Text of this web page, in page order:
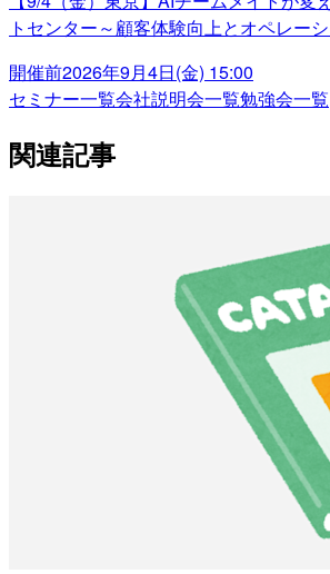
トセンター～顧客体験向上とオペレー
開催前2026年9月4日(金) 15:00
セミナー一覧会社説明会一覧勉強会一覧
関連記事